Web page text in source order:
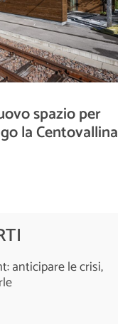
spazio per
la Centovallina
anticipare le crisi,